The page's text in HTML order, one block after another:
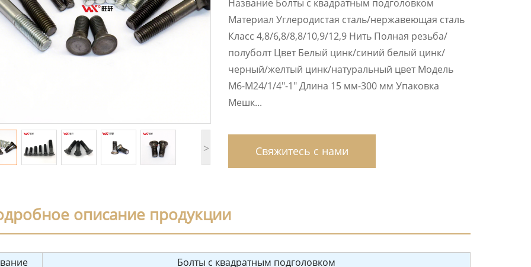
>
Название Болты с квадратным подголовком
Материал Углеродистая сталь/нержавеющая сталь
Класс 4,8/6,8/8,8/10,9/12,9 Нить Полная резьба/
полуболт Цвет Белый цинк/синий белый цинк/
черный/желтый цинк/натуральный цвет Модель
M6-M24/1/4″-1″ Длина 15 мм-300 мм Упаковка
Мешк...
Свяжитесь с нами
описание продукции
Болты с квадратным подголовком